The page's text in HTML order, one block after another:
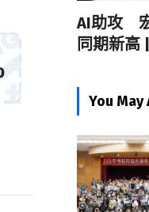
AI助攻
同期新高
You May